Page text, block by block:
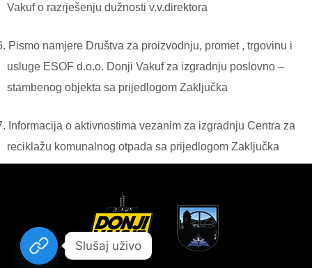
Vakuf o razrješenju dužnosti v.v.direktora
Pismo namjere Društva za proizvodnju, promet , trgovinu i
usluge ESOF d.o.o. Donji Vakuf za izgradnju poslovno –
stambenog objekta sa prijedlogom Zaključka
Informacija o aktivnostima vezanim za izgradnju Centra za
reciklažu komunalnog otpada sa prijedlogom Zaključka
Slušaj uživo